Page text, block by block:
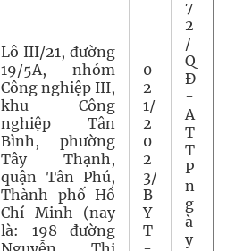
Lô III/21, đường
19/5A, nhóm
Công nghiệp III,
khu Công
nghiệp Tân
Bình, phường
Tây Thạnh,
quận Tân Phú,
Thành phố Hồ
Chí Minh (nay
là: 198 đường
0
2
1/
2
0
2
3/
B
Y
T
7
2
/
Q
Đ
-
A
T
T
P
n
g
à
y